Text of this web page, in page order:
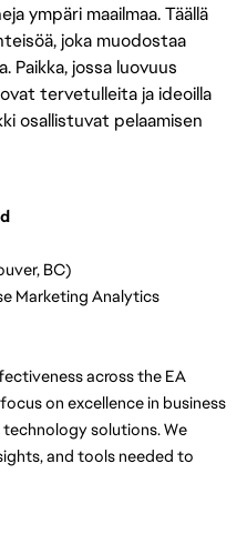
ympäri maailmaa. Täällä
joka muodostaa
Paikka, jossa luovuus
tervetulleita ja ideoilla
osallistuvat pelaamisen
BC)
Marketing Analytics
across the EA
on excellence in business
solutions. We
and tools needed to